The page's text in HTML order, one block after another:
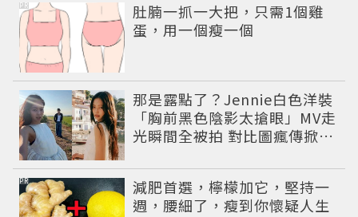
肚腩一抓一大把，只需1個雞
蛋，用一個瘦一個
PR
那是露點了？Jennie白色洋裝
「胸前黑色陰影太搶眼」MV走
光瞬間全被拍 對比圖瘋傳掀論
減肥首選，檸檬加它，堅持一
週，腰細了，瘦到你懷疑人生
PR